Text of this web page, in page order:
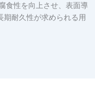
食性を向上させ、表面導
期耐久性が求められる用